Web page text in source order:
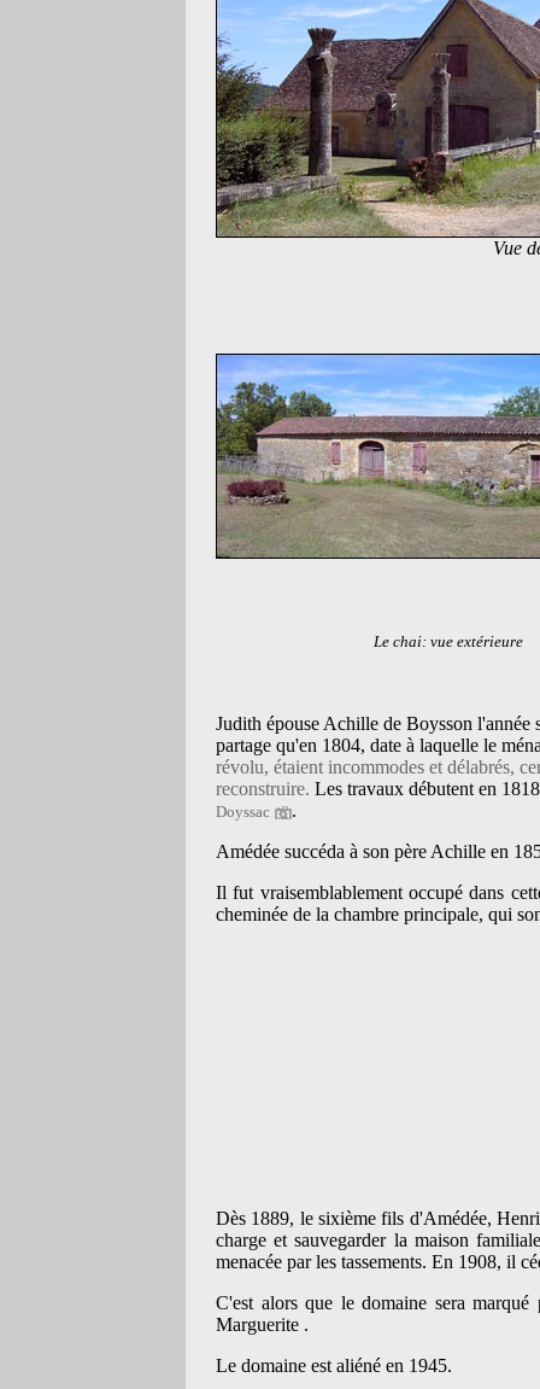
Vue
Le chai: vue extérieure
Judith épouse Achille de Boysson
partage qu'en 1804, date à laquelle le
révolu, étaient incommodes et délabrés,
reconstruire. Les travaux débutent en
Doyssac
.
Amédée succéda à son père Achille en
Il fut vraisemblablement occupé dans
cheminée de la chambre principale, qui
Dès 1889, le sixième fils d'Amédée,
charge et sauvegarder la maison
menacée par les tassements. En 1908, il
C'est alors que le domaine sera
Marguerite .
Le domaine est aliéné en 1945.